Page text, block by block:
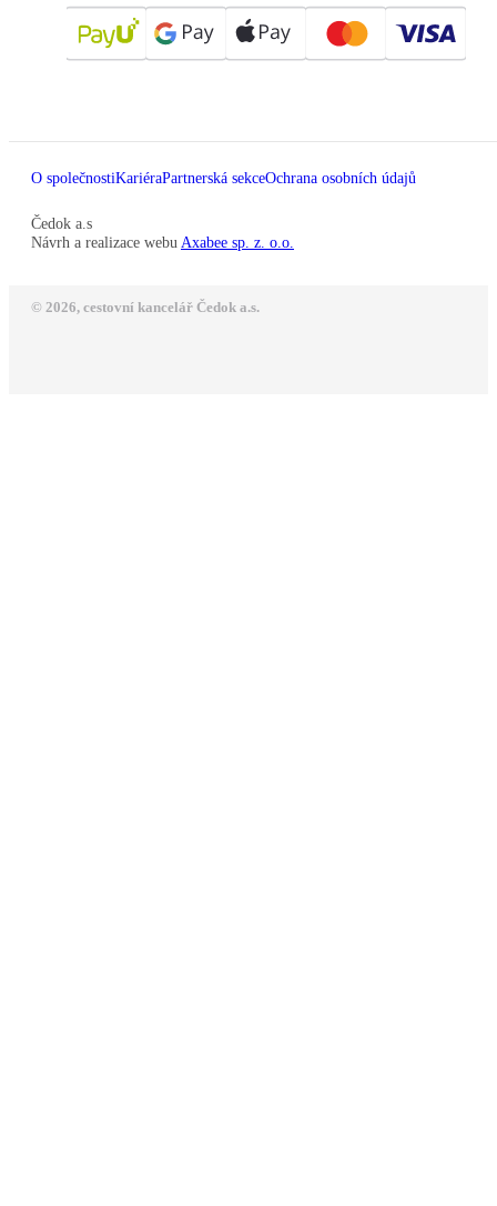
O společnostiKariéraPartnerská sekceOchrana osobních údajů
Čedok a.s
Návrh a realizace webu Axabee sp. z. o.o.
© 2026, cestovní kancelář Čedok a.s.